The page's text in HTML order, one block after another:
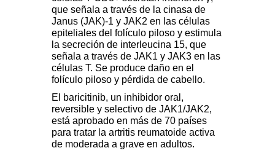
que señala a través de la cinasa de
Janus (JAK)-1 y JAK2 en las células
epiteliales del folículo piloso y estimula
la secreción de interleucina 15, que
señala a través de JAK1 y JAK3 en las
células T. Se produce daño en el
folículo piloso y pérdida de cabello.
El baricitinib, un inhibidor oral,
reversible y selectivo de JAK1/JAK2,
está aprobado en más de 70 países
para tratar la artritis reumatoide activa
de moderada a grave en adultos.